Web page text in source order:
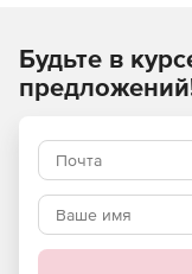
Как
В основе —
вымогателей,
Отмеченные
обнаружения
(эвристическим)
неизвестные
Будьте в